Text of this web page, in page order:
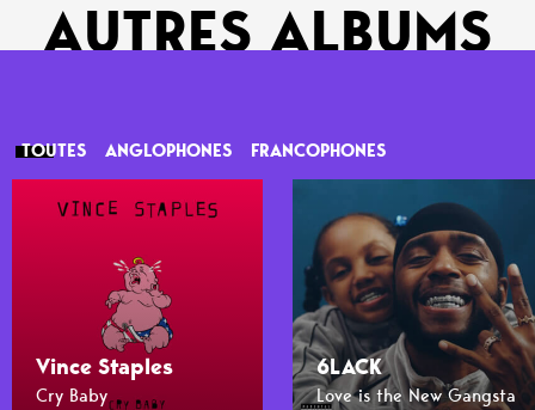
AUTRES ALBUMS
TOUTES ANGLOPHONES FRANCOPHONES
Vince Staples
Cry Baby
6LACK
Love is the New Gangsta